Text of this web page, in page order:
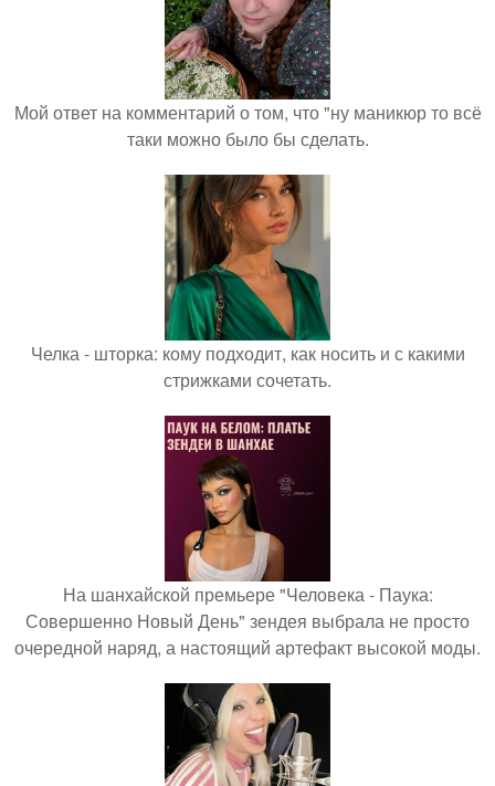
Мой ответ на комментарий о том, что "ну маникюр то всё
таки можно было бы сделать.
Челка - шторка: кому подходит, как носить и с какими
стрижками сочетать.
На шанхайской премьере "Человека - Паука:
Совершенно Новый День" зендея выбрала не просто
очередной наряд, а настоящий артефакт высокой моды.